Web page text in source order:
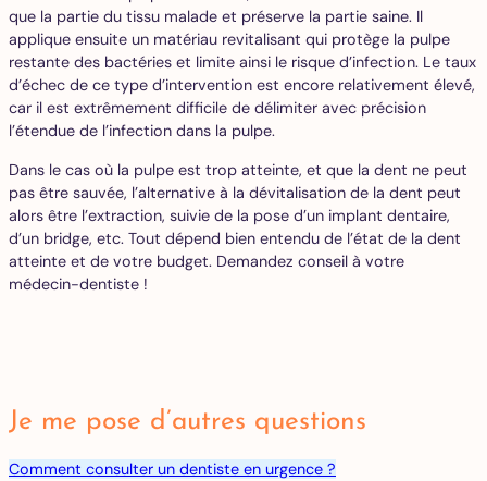
que la partie du tissu malade et préserve la partie saine. Il
applique ensuite un matériau revitalisant qui protège la pulpe
restante des bactéries et limite ainsi le risque d’infection. Le taux
d’échec de ce type d’intervention est encore relativement élevé,
car il est extrêmement difficile de délimiter avec précision
l’étendue de l’infection dans la pulpe.
Dans le cas où la pulpe est trop atteinte, et que la dent ne peut
pas être sauvée, l’alternative à la dévitalisation de la dent peut
alors être l’extraction, suivie de la pose d’un implant dentaire,
d’un bridge, etc. Tout dépend bien entendu de l’état de la dent
atteinte et de votre budget. Demandez conseil à votre
médecin-dentiste !
Je me pose d’autres questions
Comment consulter un dentiste en urgence ?